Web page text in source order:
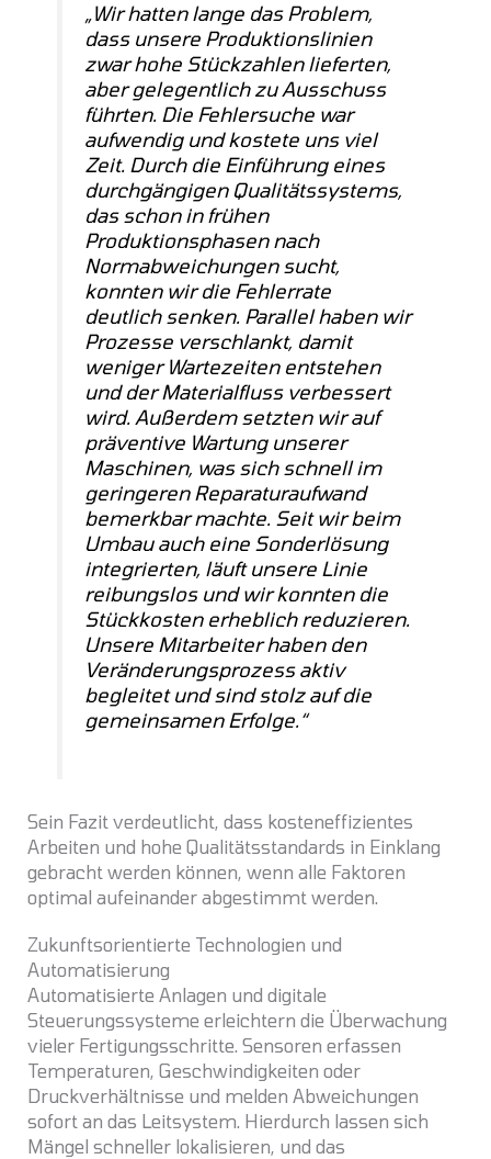
„Wir hatten lange das Problem,
dass unsere Produktionslinien
zwar hohe Stückzahlen lieferten,
aber gelegentlich zu Ausschuss
führten. Die Fehlersuche war
aufwendig und kostete uns viel
Zeit. Durch die Einführung eines
durchgängigen Qualitätssystems,
das schon in frühen
Produktionsphasen nach
Normabweichungen sucht,
konnten wir die Fehlerrate
deutlich senken. Parallel haben wir
Prozesse verschlankt, damit
weniger Wartezeiten entstehen
und der Materialfluss verbessert
wird. Außerdem setzten wir auf
präventive Wartung unserer
Maschinen, was sich schnell im
geringeren Reparaturaufwand
bemerkbar machte. Seit wir beim
Umbau auch eine Sonderlösung
integrierten, läuft unsere Linie
reibungslos und wir konnten die
Stückkosten erheblich reduzieren.
Unsere Mitarbeiter haben den
Veränderungsprozess aktiv
begleitet und sind stolz auf die
gemeinsamen Erfolge.“
Sein Fazit verdeutlicht, dass kosteneffizientes
Arbeiten und hohe Qualitätsstandards in Einklang
gebracht werden können, wenn alle Faktoren
optimal aufeinander abgestimmt werden.
Zukunftsorientierte Technologien und
Automatisierung
Automatisierte Anlagen und digitale
Steuerungssysteme erleichtern die Überwachung
vieler Fertigungsschritte. Sensoren erfassen
Temperaturen, Geschwindigkeiten oder
Druckverhältnisse und melden Abweichungen
sofort an das Leitsystem. Hierdurch lassen sich
Mängel schneller lokalisieren, und das